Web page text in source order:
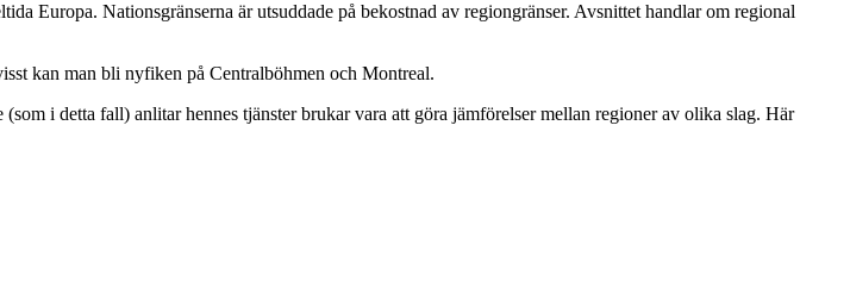
Europa. Nationsgränserna är utsuddade på bekostnad av regiongränser. Avsnittet handlar om regional
kan man bli nyfiken på Centralböhmen och Montreal.
i detta fall) anlitar hennes tjänster brukar vara att göra jämförelser mellan regioner av olika slag. Här